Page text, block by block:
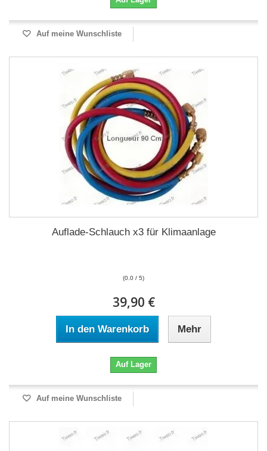
Auf meine Wunschliste
Auflade-Schlauch x3 für Klimaanlage
(0.0 / 5)
39,90 €
In den Warenkorb Mehr
Auf Lager
Auf meine Wunschliste